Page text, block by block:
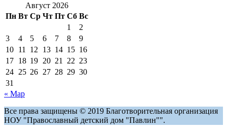
Август 2026
Пн Вт Ср Чт Пт Сб Вс
1
2
3
4 5 6 7 8
9
10 11 12 13 14 15 16
17 18 19 20 21 22 23
24 25 26 27 28 29 30
31
« Мар
Все права защищены © 2019 Благотворительная организация
НОУ "Православный детский дом "Павлин"".